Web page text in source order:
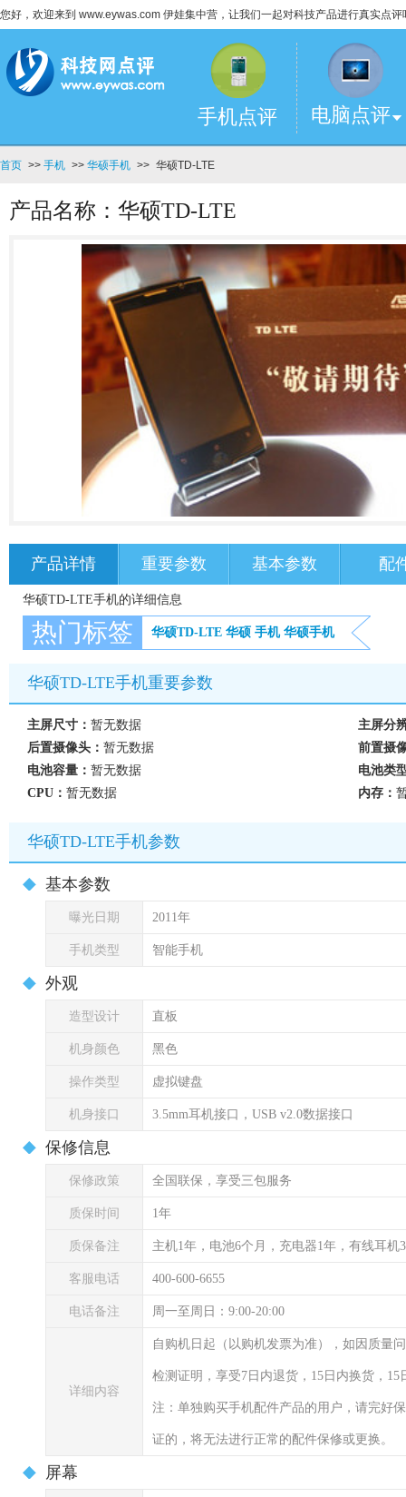
您好，欢迎来到 www.eywas.com 伊娃集中营，让我们一起对科技产品进行真实点评
手机点评 电脑点评
首页 >> 手机 >> 华硕手机 >> 华硕TD-LTE
产品名称：华硕TD-LTE
产品详情 重要参数 基本参数 配
华硕TD-LTE手机的详细信息
热门标签 华硕TD-LTE 华硕 手机 华硕手机
华硕TD-LTE手机重要参数
主屏尺寸： 暂无数据
主屏分
后置摄像头： 暂无数据
前置摄
电池容量： 暂无数据
电池类
CPU： 暂无数据 内存：
华硕TD-LTE手机参数
基本参数
曝光日期 2011年
手机类型 智能手机
外观
造型设计 直板
机身颜色 黑色
操作类型 虚拟键盘
机身接口 3.5mm耳机接口，USB v2.0数据接口
保修信息
保修政策 全国联保，享受三包服务
质保时间 1年
质保备注 主机1年，电池6个月，充电器1年，有线耳机
客服电话 400-600-6655
电话备注 周一至周日：9:00-20:00
详细内容
自购机日起（以购机发票为准），如因质量
检测证明，享受7日内退货，15日内换货，
注：单独购买手机配件产品的用户，请完好
证的，将无法进行正常的配件保修或更换。
屏幕